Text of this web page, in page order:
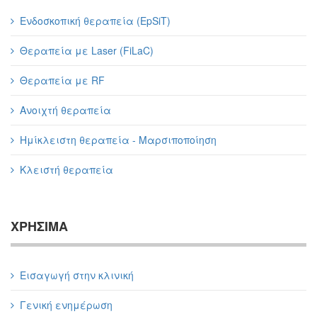
Ενδοσκοπική θεραπεία (EpSiT)
Θεραπεία με Laser (FiLaC)
Θεραπεία με RF
Ανοιχτή θεραπεία
Ημίκλειστη θεραπεία - Μαρσιποποίηση
Κλειστή θεραπεία
ΧΡΗΣΙΜΑ
Εισαγωγή στην κλινική
Γενική ενημέρωση